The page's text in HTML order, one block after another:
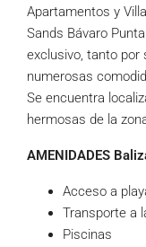
Apartamentos y
Sands Bávaro
exclusivo, tanto por
numerosas
Se encuentra
hermosas de la
AMENIDADES
Acceso a
Transporte a
Piscinas